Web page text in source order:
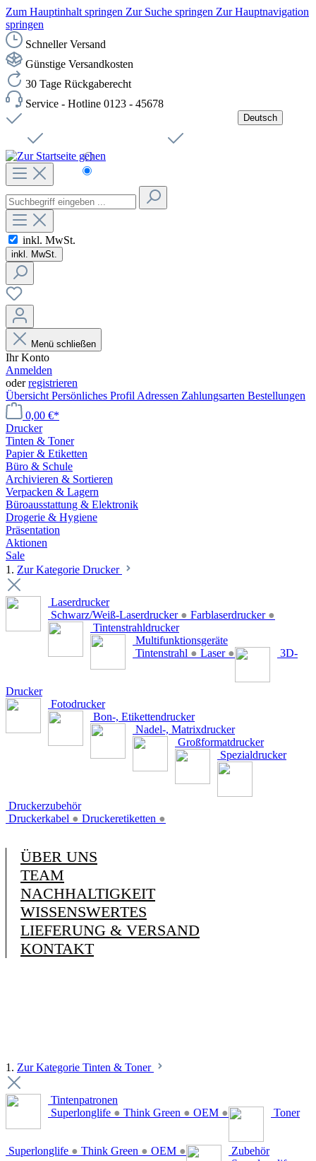
Zum Hauptinhalt springen Zur Suche springen Zur Hauptnavigation
springen
Schneller Versand
Günstige Versandkosten
30 Tage Rückgaberecht
Service - Hotline 0123 - 45678
Deutsch
Čeština
inkl. MwSt.
inkl. MwSt.
Menü schließen
Ihr Konto
Anmelden
oderregistrieren
Übersicht Persönliches Profil Adressen Zahlungsarten Bestellungen
0,00 €*
Drucker
Tinten & Toner
Papier & Etiketten
Büro & Schule
Archivieren & Sortieren
Verpacken & Lagern
Büroausstattung & Elektronik
Drogerie & Hygiene
Präsentation
Aktionen
Sale
1. Zur Kategorie Drucker
Laserdrucker
Schwarz/Weiß-Laserdrucker ● Farblaserdrucker ●
Tintenstrahldrucker
Multifunktionsgeräte
Tintenstrahl ● Laser ● 3D-
Drucker
Fotodrucker
Bon-, Etikettendrucker
Nadel-, Matrixdrucker
Großformatdrucker
Spezialdrucker
Druckerzubehör
Druckerkabel ● Druckeretiketten ●
ÜBER UNS
TEAM
NACHHALTIGKEIT
WISSENSWERTES
LIEFERUNG & VERSAND
KONTAKT
1. Zur Kategorie Tinten & Toner
Tintenpatronen
Superlonglife ● Think Green ● OEM ● Toner
Superlonglife ● Think Green ● OEM ●
Zubehör